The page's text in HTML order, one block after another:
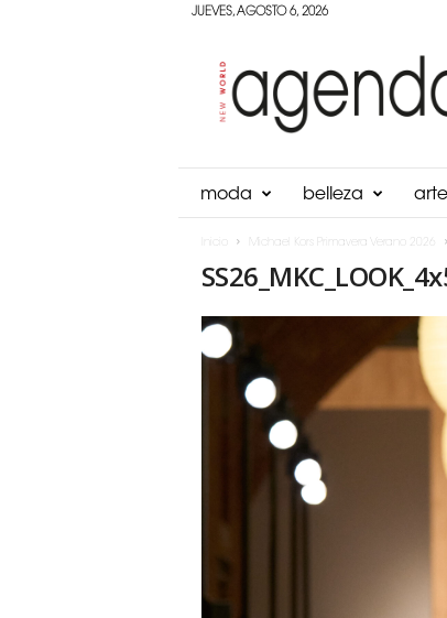
JUEVES, AGOSTO 6, 2026
Panama
moda belleza
Michael Kors Primavera Verano 2026